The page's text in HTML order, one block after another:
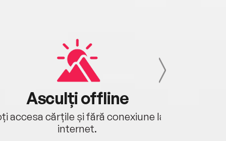
Asculți offline
accesa cărțile și fără conexiune la
internet.